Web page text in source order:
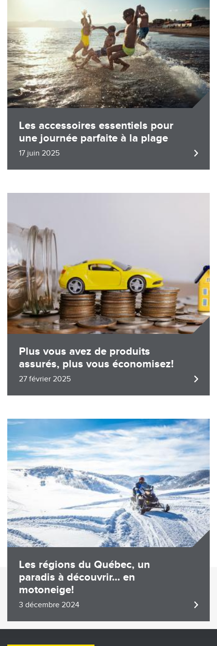
Les accessoires essentiels pour
une journée parfaite à la plage
17 juin 2025
Plus vous avez de produits
assurés, plus vous économisez!
27 février 2025
Image
Les régions du Québec, un
paradis à découvrir… en
motoneige!
3 décembre 2024